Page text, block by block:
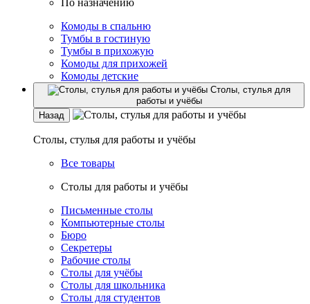
По назначению
Комоды в спальню
Тумбы в гостиную
Тумбы в прихожую
Комоды для прихожей
Комоды детские
Столы, стулья для
работы и учёбы
Назад
Столы, стулья для работы и учёбы
Все товары
Столы для работы и учёбы
Письменные столы
Компьютерные столы
Бюро
Секретеры
Рабочие столы
Столы для учёбы
Столы для школьника
Столы для студентов